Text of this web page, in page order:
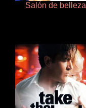
Salón de belleza